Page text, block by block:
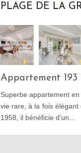
PLAGE DE LA
Appartement 193
Superbe appartement
vie rare, à la fois élégant
1958, il bénéficie d’un...